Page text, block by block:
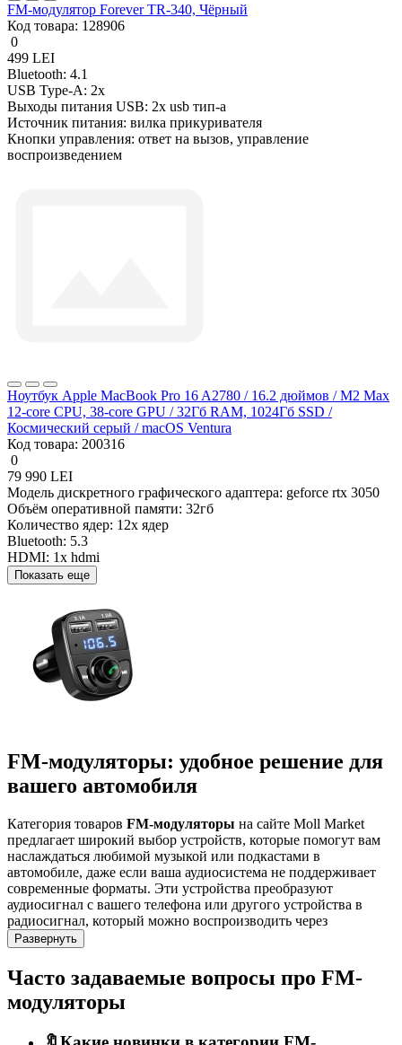
FM-модулятор Forever TR-340, Чёрный
Код товара: 128906
0
499 LEI
Bluetooth: 4.1
USB Type-A: 2x
Выходы питания USB: 2x usb тип-a
Источник питания: вилка прикуривателя
Кнопки управления: ответ на вызов, управление
воспроизведением
Ноутбук Apple MacBook Pro 16 A2780 / 16.2 дюймов / M2 Max
12-core CPU, 38-core GPU / 32Гб RAM, 1024Гб SSD /
Космический серый / macOS Ventura
Код товара: 200316
0
79 990 LEI
Модель дискретного графического адаптера: geforce rtx 3050
Объём оперативной памяти: 32гб
Количество ядер: 12x ядер
Bluetooth: 5.3
HDMI: 1x hdmi
Показать еще
FM-модуляторы: удобное решение для
вашего автомобиля
Категория товаров FM-модуляторы на сайте Moll Market
предлагает широкий выбор устройств, которые помогут вам
наслаждаться любимой музыкой или подкастами в
автомобиле, даже если ваша аудиосистема не поддерживает
современные форматы. Эти устройства преобразуют
аудиосигнал с вашего телефона или другого устройства в
радиосигнал, который можно воспроизводить через
автомобильные динамики. Независимо от того, являетесь ли
вы профессиональным водителем или просто проводите
много времени в пути, FM-модуляторы станут незаменимым
помощником для вашего комфорта и развлечения в дороге.
Развернуть
Часто задаваемые вопросы про FM-
модуляторы